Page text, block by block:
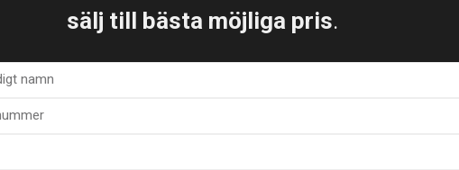
E F G
sälj till bästa möjliga pris.